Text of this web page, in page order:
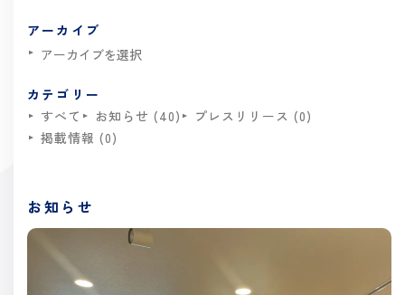
お知らせ
アーカイブ
カテゴリー
すべて
お知らせ (40)
プレスリリース (0)
掲載情報 (0)